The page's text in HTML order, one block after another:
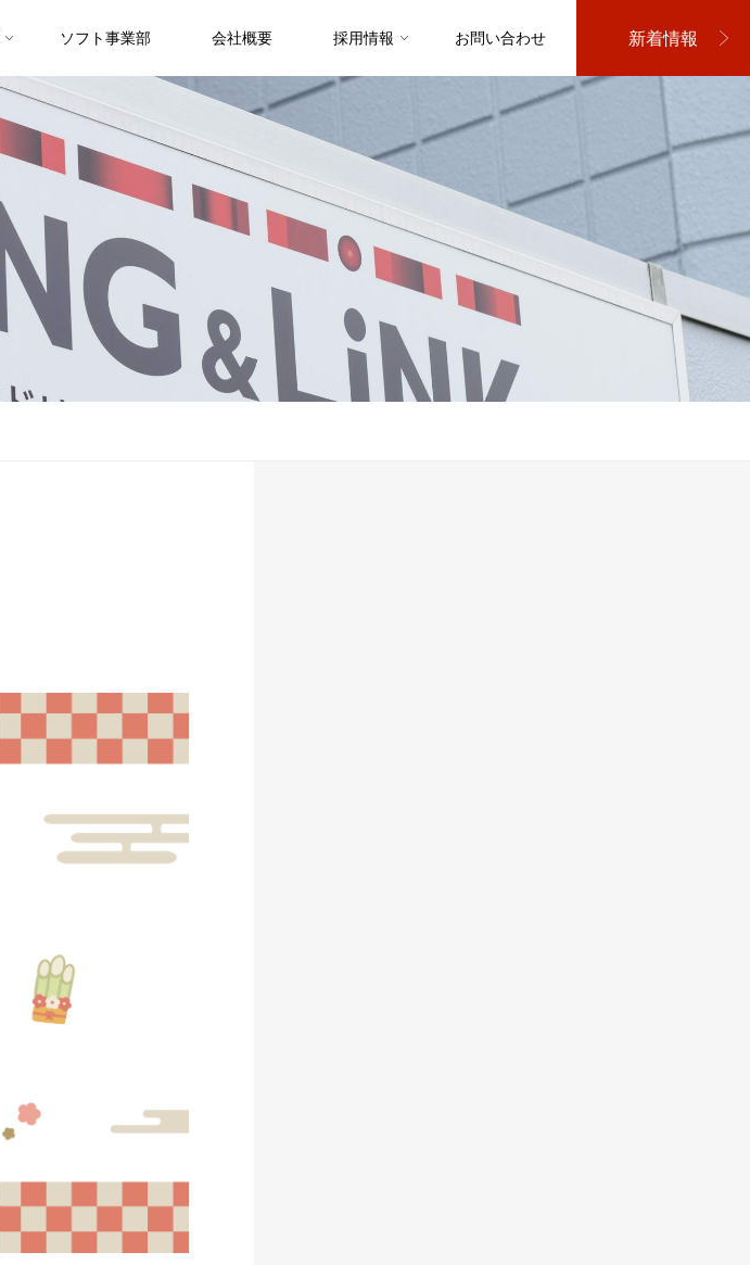
ソフト事業部 会社概要 採用情報 お問い合わせ 新着情報